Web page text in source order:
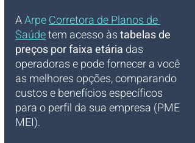
A Arpe Corretora de Planos de
Saúde tem acesso às tabelas de
preços por faixa etária das
operadoras e pode fornecer a você
as melhores opções, comparando
custos e benefícios específicos
para o perfil da sua empresa (PME
MEI).